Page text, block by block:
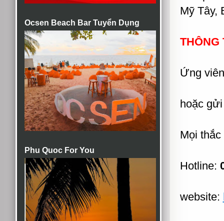
Ocsen Beach Bar Tuyển Dụng
Phu Quoc For You
Mỹ Tây,
THÔNG
Ứng
hoặc
Mọi
Hotline:
website: